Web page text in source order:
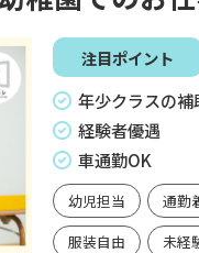
注目ポイント
年少クラスの補
経験者優遇
車通勤OK
幼児担当
通勤
服装自由
未経